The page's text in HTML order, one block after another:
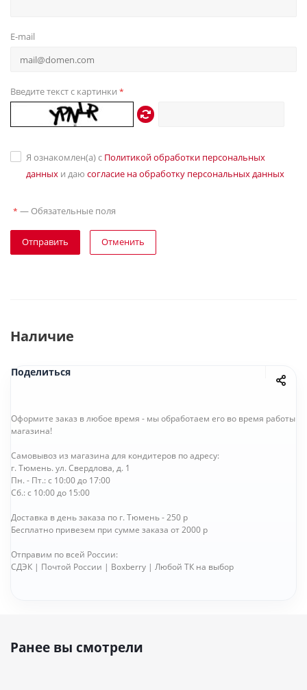
E-mail
Введите текст с картинки *
Я ознакомлен(а) с Политикой обработки персональных
данных и даю согласие на обработку персональных данных
* — Обязательные поля
Отправить Отменить
Наличие
Поделиться
Оформите заказ в любое время - мы обработаем его во время работы
магазина!
Самовывоз из магазина для кондитеров по адресу:
г. Тюмень. ул. Свердлова, д. 1
Пн. - Пт.: с 10:00 до 17:00
Сб.: с 10:00 до 15:00
Доставка в день заказа по г. Тюмень - 250 р
Бесплатно привезем при сумме заказа от 2000 р
Отправим по всей России:
СДЭК | Почтой России | Boxberry | Любой ТК на выбор
Ранее вы смотрели